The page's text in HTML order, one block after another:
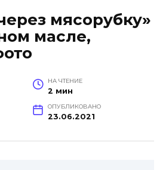
мясорубку»
масле,
НА ЧТЕНИЕ
2 мин
ОПУБЛИКОВАНО
23.06.2021